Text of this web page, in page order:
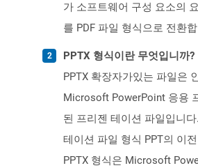
가 소프트웨어 구성 요소의
를 PDF 파일 형식으로 전환
PPTX 형식이란 무엇입니까?
PPTX 확장자가있는 파일은
Microsoft PowerPoint 응용
된 프리젠 테이션 파일입니
테이션 파일 형식 PPT의 이
PPTX 형식은 Microsoft